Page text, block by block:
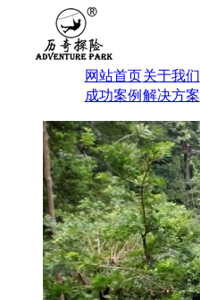
网站首页关于我们
成功案例 解决方案